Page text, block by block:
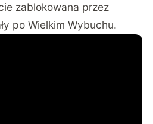
zablokowana przez
po Wielkim Wybuchu.